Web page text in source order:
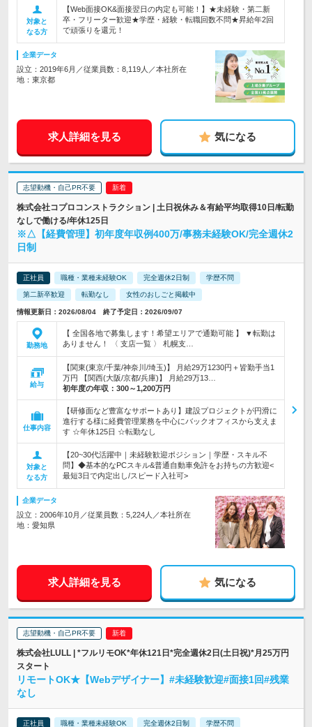
対象と
なる方
【Web面接OK&面接翌日の内定も可能！】★未経験・第二新
卒・フリーター歓迎★学歴・経験・転職回数不問★昇給年2回
で頑張りを還元！
企業データ
設立：2019年6月／従業員数：8,119人／本社所在
地：東京都
求人詳細を見る 気になる
志望動機・自己PR不要
株式会社コプロコンストラクション | 土日祝休み＆有給平均取得10日/転勤
なしで働ける/年休125日
※△【経費管理】初年度年収例400万/事務未経験OK/完全週休2
日制
正社員 職種・業種未経験OK 完全週休2日制 学歴不問
第二新卒歓迎 転勤なし 女性のおしごと掲載中
情報更新日：2026/08/04 終了予定日：2026/09/07
勤務地
【 全国各地で募集します！希望エリアで通勤可能 】 ▼転勤は
ありません！ 〈 支店一覧 〉 札幌支…
給与
【関東(東京/千葉/神奈川/埼玉)】 月給29万1230円＋皆勤手当1
万円 【関西(大阪/京都/兵庫)】 月給29万13…
初年度の年収： 300～1,200万円
仕事内容
【研修面など豊富なサポートあり】建設プロジェクトが円滑に
進行する様に経費管理業務を中心にバックオフィスから支えま
す ☆年休125日 ☆転勤なし
対象と
なる方
【20~30代活躍中｜未経験歓迎ポジション｜学歴・スキル不
問】◆基本的なPCスキル&普通自動車免許をお持ちの方歓迎<
最短3日で内定出し/スピード入社可>
企業データ
設立：2006年10月／従業員数：5,224人／本社所在
地：愛知県
求人詳細を見る 気になる
志望動機・自己PR不要
株式会社LULL | *フルリモOK*年休121日*完全週休2日(土日祝)*月25万円
スタート
リモートOK★【Webデザイナー】#未経験歓迎#面接1回#残業
なし
正社員 職種・業種未経験OK 完全週休2日制 学歴不問